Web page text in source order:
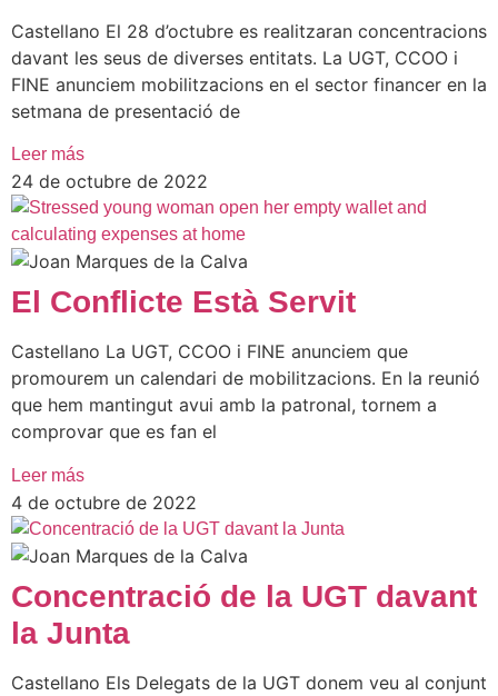
Castellano El 28 d’octubre es realitzaran concentracions
davant les seus de diverses entitats. La UGT, CCOO i
FINE anunciem mobilitzacions en el sector financer en la
setmana de presentació de
Leer más
24 de octubre de 2022
El Conflicte Està Servit
Castellano La UGT, CCOO i FINE anunciem que
promourem un calendari de mobilitzacions. En la reunió
que hem mantingut avui amb la patronal, tornem a
comprovar que es fan el
Leer más
4 de octubre de 2022
Concentració de la UGT davant
la Junta
Castellano Els Delegats de la UGT donem veu al conjunt